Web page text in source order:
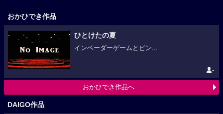
おかひでき作品
ひとけたの夏
インベーダーゲームとピン...
-
おかひでき作品へ
DAIGO作品